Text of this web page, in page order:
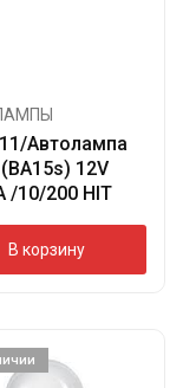
Автолампа
(BA15s) 12V
/10/200 HIT
В корзину